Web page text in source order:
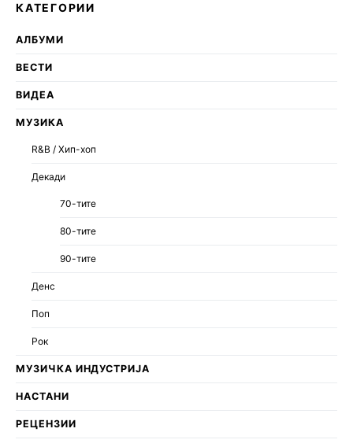
КАТЕГОРИИ
АЛБУМИ
ВЕСТИ
ВИДЕА
МУЗИКА
R&B / Хип-хоп
Декади
70-тите
80-тите
90-тите
Денс
Поп
Рок
МУЗИЧКА ИНДУСТРИЈА
НАСТАНИ
РЕЦЕНЗИИ